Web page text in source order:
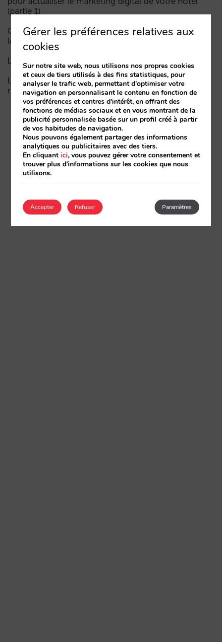
(partie 1)
Comment un hôtel apparaît dans les assistants d’IA :
les trois couches de visibilité
La fin de l’ère « Book on Metasearch »
Le funnel dans l’IA est cassé. La clé pour le réparer
réside dans la phase de considération
Gérer les préférences relatives aux
cookies
Sur notre site web, nous utilisons nos propres cookies
et ceux de tiers utilisés à des fins statistiques, pour
analyser le trafic web, permettant d'optimiser votre
navigation en personnalisant le contenu en fonction de
vos préférences et centres d'intérêt, en offrant des
fonctions de médias sociaux et en vous montrant de la
publicité personnalisée basée sur un profil créé à partir
de vos habitudes de navigation.
Nous pouvons également partager des informations
analytiques ou publicitaires avec des tiers.
En cliquantici, vous pouvez gérer votre consentement et
trouver plus d'informations sur les cookies que nous
utilisons.
Accepter Paramètres
Refuser